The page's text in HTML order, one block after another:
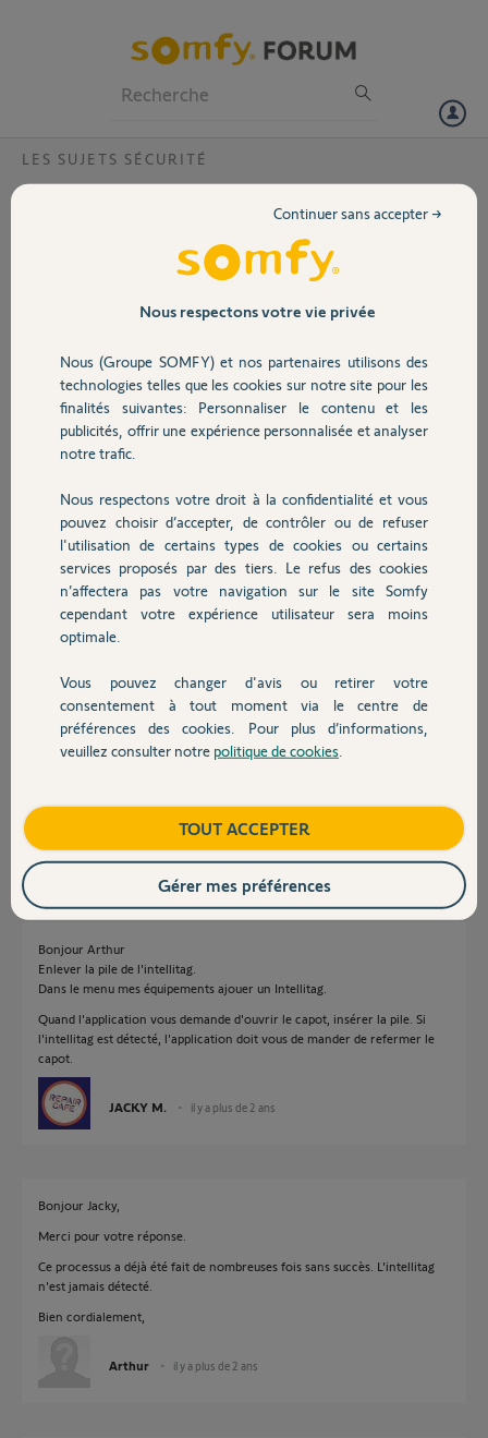
Volet
Sécurité
Domotique
Chauffage
Autres produits
Devis avec un pro
Contact
LES SUJETS SÉCURITÉ
Intellitag non reconnu 1ère installation?
J'ai récemment installé une One+ chez moi.
Lorsque je tente d'ajouter ces équipements,
de l'installation.
Je suis bien entendu toutes les étapes à la lettre,
j'ai également remplacé les piles par des piles
neuves, mis les capteurs juste à coté de la One+.
l'installation car l'alarme ne semble pas
reconnaitre les intellitags.
Mes intellitags ou ma one+ sont-ils défectueux?
Je vous remercie par avance de votre aide,
il y a plus de 2 ans
Réponses
Bonjour Arthur
Enlever la pile de l'intellitag.
Dans le menu mes équipements ajouer un Intellitag.
Quand l'application vous demande d'ouvrir le capot, insérer la pile. Si
l'intellitag est détecté, l'application doit vous de mander de refermer le
capot.
JACKY M. il y a plus de 2 ans
Bonjour Jacky,
Merci pour votre réponse.
Ce processus a déjà été fait de nombreuses fois sans succès. L'intellitag
n'est jamais détecté.
Bien cordialement,
Arthur il y a plus de 2 ans
Nous respectons votre vie privée
Nous (Groupe SOMFY) et nos partenaires utilisons des
technologies telles que les cookies sur notre site pour les
finalités suivantes: Personnaliser le contenu et les
publicités, offrir une expérience personnalisée et analyser
notre trafic.
Nous respectons votre droit à la confidentialité et vous
pouvez choisir d’accepter, de contrôler ou de refuser
l'utilisation de certains types de cookies ou certains
services proposés par des tiers. Le refus des cookies
n’affectera pas votre navigation sur le site Somfy
cependant votre expérience utilisateur sera moins
optimale.
Vous pouvez changer d'avis ou retirer votre
consentement à tout moment via le centre de
préférences des cookies. Pour plus d’informations,
veuillez consulter notre politique de cookies
Continuer sans accepter →
TOUT ACCEPTER
Gérer mes préférences